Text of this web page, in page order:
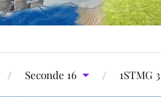
Seconde 16 1STMG 3